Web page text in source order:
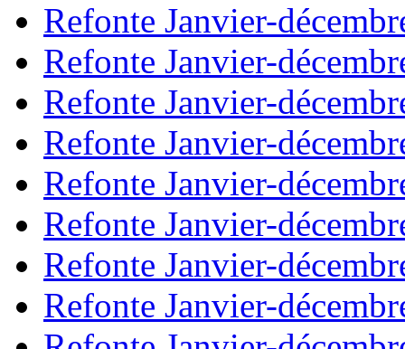
Refonte Janvier-
Refonte Janvier-
Refonte Janvier-
Refonte Janvier-
Refonte Janvier-
Refonte Janvier-
Refonte Janvier-
Refonte Janvier-